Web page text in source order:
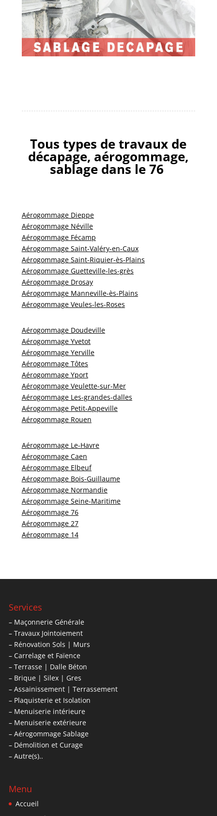
Tous types de travaux de
décapage, aérogommage,
sablage dans le 76
Aérogommage Dieppe
Aérogommage Néville
Aérogommage Fécamp
Aérogommage Saint-Valéry-en-Caux
Aérogommage Saint-Riquier-ès-Plains
Aérogommage Guetteville-les-grès
Aérogommage Drosay
Aérogommage Manneville-ès-Plains
Aérogommage Veules-les-Roses
Aérogommage Doudeville
Aérogommage Yvetot
Aérogommage Yerville
Aérogommage Tôtes
Aérogommage Yport
Aérogommage Veulette-sur-Mer
Aérogommage Les-grandes-dalles
Aérogommage Petit-Appeville
Aérogommage Rouen
Aérogommage Le-Havre
Aérogommage Caen
Aérogommage Elbeuf
Aérogommage Bois-Guillaume
Aérogommage Normandie
Aérogommage Seine-Maritime
Aérogommage 76
Aérogommage 27
Aérogommage 14
Services
– Maçonnerie Générale
– Travaux Jointoiement
– Rénovation Sols | Murs
– Carrelage et Faïence
– Terrasse | Dalle Béton
– Brique | Silex | Gres
– Assainissement | Terrassement
– Plaquisterie et Isolation
– Menuiserie intérieure
– Menuiserie extérieure
– Aérogommage Sablage
– Démolition et Curage
– Autre(s)..
Menu
Accueil